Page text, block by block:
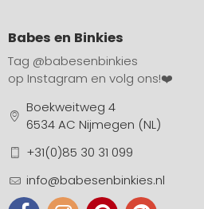
Babes en Binkies
Tag @babesenbinkies
op Instagram en volg ons!❤️
Boekweitweg 4
6534 AC Nijmegen (NL)
+31(0)85 30 31 099
info@babesenbinkies.nl